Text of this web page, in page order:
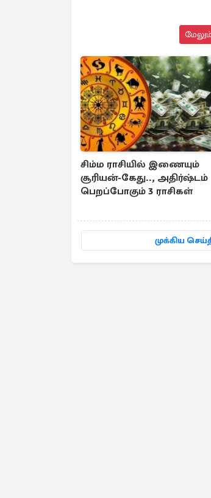
சிம்ம ராசியில் இணையும்
சூரியன்-கேது.., அதிர்ஷ்டம்
பெறப்போகும் 3 ராசிகள்
முக்கிய